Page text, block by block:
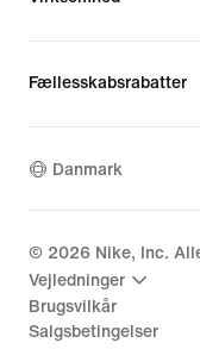
Fællesskabsrabatter
Danmark
© 2026 Nike, Inc.
Vejledninger
Brugsvilkår
Salgsbetingelser